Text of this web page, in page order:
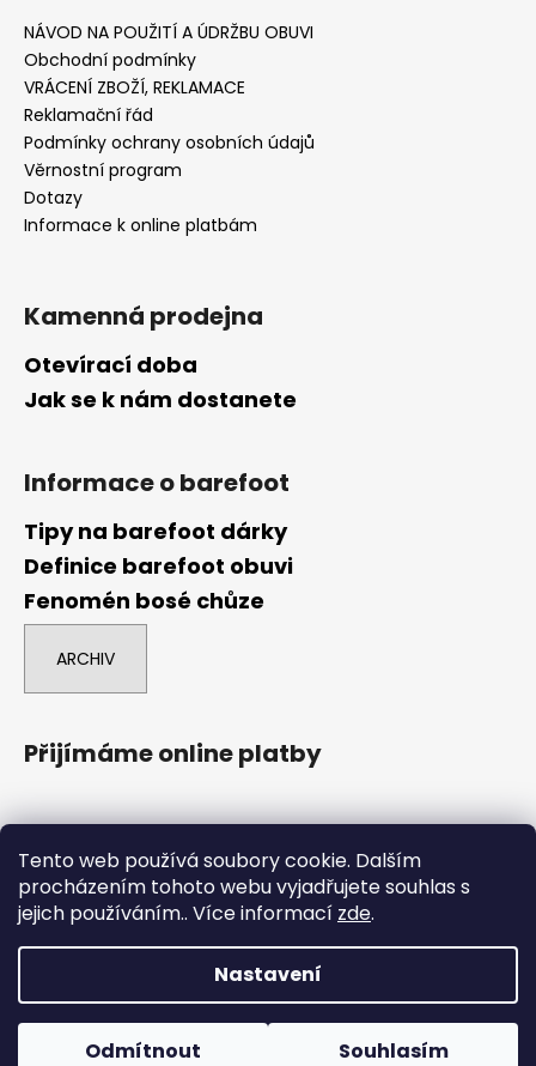
Tento web používá soubory cookie. Dalším
procházením tohoto webu vyjadřujete souhlas s
jejich používáním.. Více informací zde.
Nastavení
Odmítnout Souhlasím
Boty označené POUZE NA ESHOPU nejsou na prodejně, ale
dají se tam objednat na osobní odběr. Boty označené
NÁVOD NA POUŽITÍ A ÚDRŽBU OBUVI
Obchodní podmínky
VRÁCENÍ ZBOŽÍ, REKLAMACE
Reklamační řád
Podmínky ochrany osobních údajů
Věrnostní program
Dotazy
Informace k online platbám
Kamenná prodejna
Otevírací doba
Jak se k nám dostanete
Informace o barefoot
Tipy na barefoot dárky
Definice barefoot obuvi
Fenomén bosé chůze
ARCHIV
Přijímáme online platby
comgate
Copyright 2026Barefoot Brno. Všechna práva
vyhrazena.
Upravit nastavení cookies